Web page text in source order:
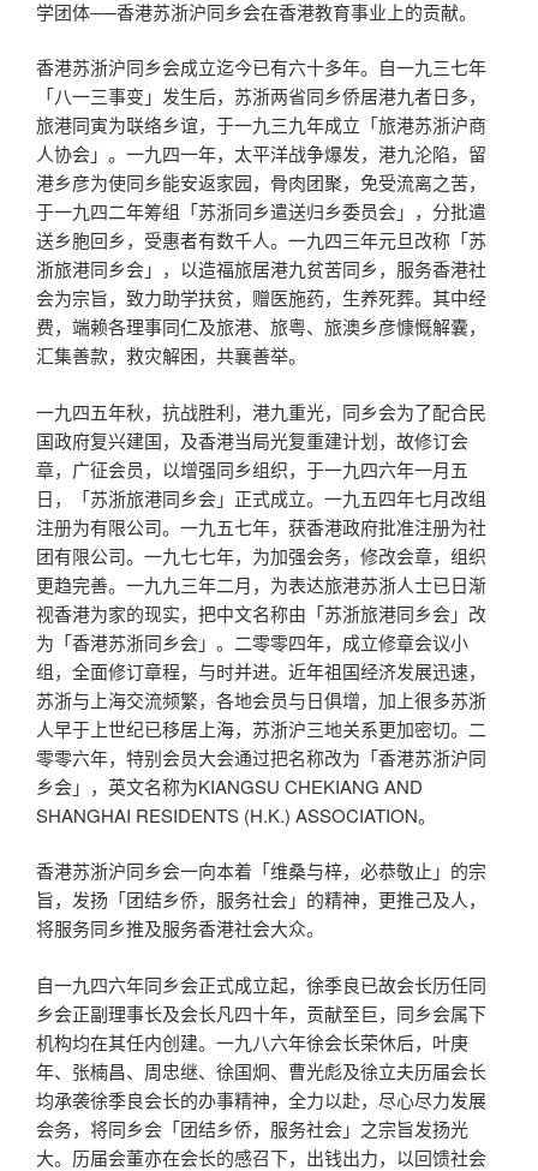
学团体──香港苏浙沪同乡会在香港教育事业上的贡献。
香港苏浙沪同乡会成立迄今已有六十多年。自一九三七年
「八一三事变」发生后，苏浙两省同乡侨居港九者日多，
旅港同寅为联络乡谊，于一九三九年成立「旅港苏浙沪商
人协会」。一九四一年，太平洋战争爆发，港九沦陷，留
港乡彦为使同乡能安返家园，骨肉团聚，免受流离之苦，
于一九四二年筹组「苏浙同乡遣送归乡委员会」，分批遣
送乡胞回乡，受惠者有数千人。一九四三年元旦改称「苏
浙旅港同乡会」，以造福旅居港九贫苦同乡，服务香港社
会为宗旨，致力助学扶贫，赠医施药，生养死葬。其中经
费，端赖各理事同仁及旅港、旅粤、旅澳乡彦慷慨解囊，
汇集善款，救灾解困，共襄善举。
一九四五年秋，抗战胜利，港九重光，同乡会为了配合民
国政府复兴建国，及香港当局光复重建计划，故修订会
章，广征会员，以增强同乡组织，于一九四六年一月五
日，「苏浙旅港同乡会」正式成立。一九五四年七月改组
注册为有限公司。一九五七年，获香港政府批准注册为社
团有限公司。一九七七年，为加强会务，修改会章，组织
更趋完善。一九九三年二月，为表达旅港苏浙人士已日渐
视香港为家的现实，把中文名称由「苏浙旅港同乡会」改
为「香港苏浙同乡会」。二零零四年，成立修章会议小
组，全面修订章程，与时并进。近年祖国经济发展迅速，
苏浙与上海交流频繁，各地会员与日俱增，加上很多苏浙
人早于上世纪已移居上海，苏浙沪三地关系更加密切。二
零零六年，特别会员大会通过把名称改为「香港苏浙沪同
乡会」，英文名称为KIANGSU CHEKIANG AND
SHANGHAI RESIDENTS (H.K.) ASSOCIATION。
香港苏浙沪同乡会一向本着「维桑与梓，必恭敬止」的宗
旨，发扬「团结乡侨，服务社会」的精神，更推己及人，
将服务同乡推及服务香港社会大众。
自一九四六年同乡会正式成立起，徐季良已故会长历任同
乡会正副理事长及会长凡四十年，贡献至巨，同乡会属下
机构均在其任内创建。一九八六年徐会长荣休后，叶庚
年、张楠昌、周忠继、徐国炯、曹光彪及徐立夫历届会长
均承袭徐季良会长的办事精神，全力以赴，尽心尽力发展
会务，将同乡会「团结乡侨，服务社会」之宗旨发扬光
大。历届会董亦在会长的感召下，出钱出力，以回馈社会